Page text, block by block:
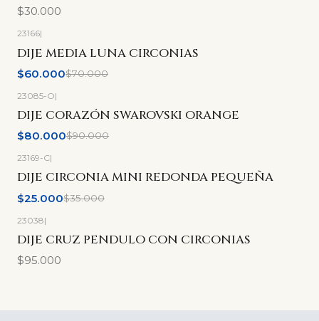
$30.000
-14% OFF
23166|
DIJE MEDIA LUNA CIRCONIAS
$60.000$70.000
-11%
23085-O|
DIJE CORAZÓN SWAROVSKI ORANGE
$80.000$90.000
-29%OFF
23169-C|
DIJE CIRCONIA MINI REDONDA PEQUEÑA
$25.000$35.000
23038|
DIJE CRUZ PENDULO CON CIRCONIAS
$95.000